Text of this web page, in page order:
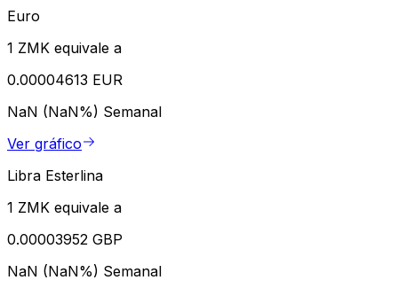
Euro
1 ZMK equivale a
0.00004613 EUR
NaN (NaN%) Semanal
Ver gráfico
Libra Esterlina
1 ZMK equivale a
0.00003952 GBP
NaN (NaN%) Semanal